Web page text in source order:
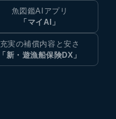
魚図鑑AIアプリ
「マイAI」
充実の補償内容と安さ
「新・遊漁船保険DX」